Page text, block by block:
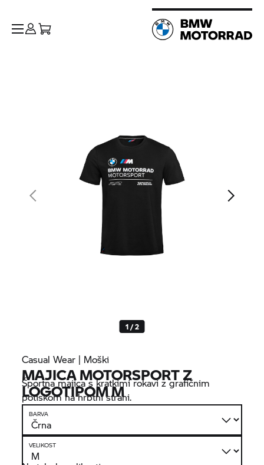
1 / 2
Casual Wear | Moški
MAJICA MOTORSPORT Z
LOGOTIPOM M
Športna majica s kratkimi rokavi z grafičnim
potiskom na hrbtni strani.
BARVA
VELIKOST